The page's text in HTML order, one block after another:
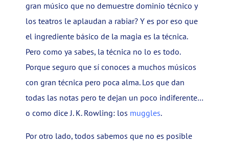
gran músico que no demuestre dominio técnico y
los teatros le aplaudan a rabiar? Y es por eso que
el ingrediente básico de la magia es la técnica.
Pero como ya sabes, la técnica no lo es todo.
Porque seguro que sí conoces a muchos músicos
con gran técnica pero poca alma. Los que dan
todas las notas pero te dejan un poco indiferente…
o como dice J. K. Rowling: los muggles.
Por otro lado, todos sabemos que no es posible